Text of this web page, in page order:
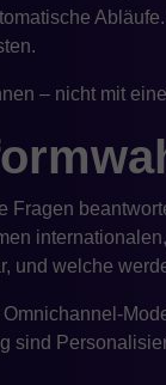
– nicht mit
Fragen
und welche
sind